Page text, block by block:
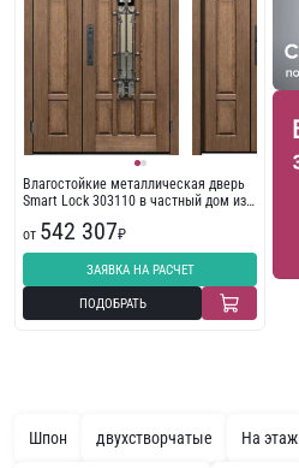
Влагостойкие металлическая дверь
Smart Lock 303110 в частный дом из
от 542 307₽
ЗАЯВКА НА РАСЧЕТ
ПОДОБРАТЬ
Шпон двухстворчатые На этаж